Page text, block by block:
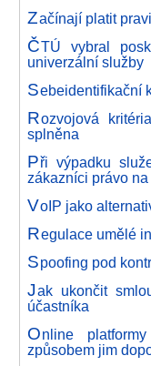
Začínají platit
ČTÚ vybral
univerzální služby
Sebeidentifikační
Rozvojová
splněna
Při výpadku
zákazníci právo
VoIP jako
Regulace umělé
Spoofing pod
Jak ukončit
účastníka
Online
způsobem jim